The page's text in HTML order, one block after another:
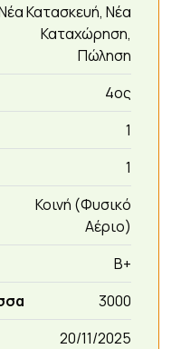
Κατασκευή, Νέα
Καταχώρηση,
Πώληση
4ος
1
1
Κοινή (Φυσικό
Αέριο)
Β+
3000
20/11/2025